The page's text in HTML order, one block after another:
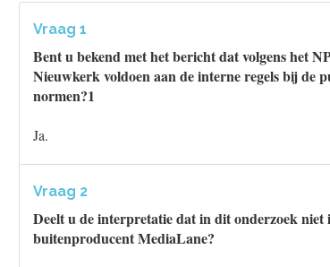
Vraag 1
Bent u bekend met het bericht dat volgens het
Nieuwkerk voldoen aan de interne regels bij de
normen?1
Ja.
Vraag 2
Deelt u de interpretatie dat in dit onderzoek niet
buitenproducent MediaLane?